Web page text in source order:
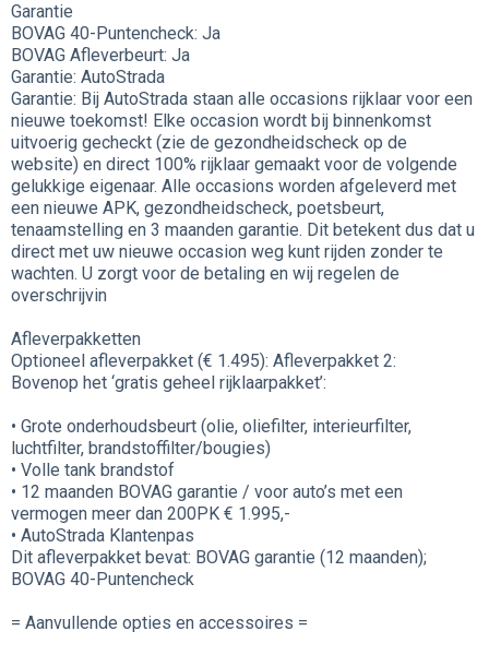
Garantie
BOVAG 40-Puntencheck: Ja
BOVAG Afleverbeurt: Ja
Garantie: AutoStrada
Garantie: Bij AutoStrada staan alle occasions rijklaar voor een
nieuwe toekomst! Elke occasion wordt bij binnenkomst
uitvoerig gecheckt (zie de gezondheidscheck op de
website) en direct 100% rijklaar gemaakt voor de volgende
gelukkige eigenaar. Alle occasions worden afgeleverd met
een nieuwe APK, gezondheidscheck, poetsbeurt,
tenaamstelling en 3 maanden garantie. Dit betekent dus dat u
direct met uw nieuwe occasion weg kunt rijden zonder te
wachten. U zorgt voor de betaling en wij regelen de
overschrijvin
Afleverpakketten
Optioneel afleverpakket (€ 1.495): Afleverpakket 2:
Bovenop het ‘gratis geheel rijklaarpakket’:
• Grote onderhoudsbeurt (olie, oliefilter, interieurfilter,
luchtfilter, brandstoffilter/bougies)
• Volle tank brandstof
• 12 maanden BOVAG garantie / voor auto’s met een
vermogen meer dan 200PK € 1.995,-
• AutoStrada Klantenpas
Dit afleverpakket bevat: BOVAG garantie (12 maanden);
BOVAG 40-Puntencheck
= Aanvullende opties en accessoires =